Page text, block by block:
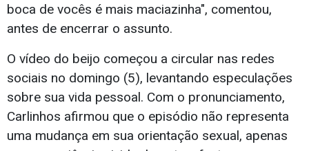
boca de vocês é mais maciazinha", comentou,
antes de encerrar o assunto.
O vídeo do beijo começou a circular nas redes
sociais no domingo (5), levantando especulações
sobre sua vida pessoal. Com o pronunciamento,
Carlinhos afirmou que o episódio não representa
uma mudança em sua orientação sexual, apenas